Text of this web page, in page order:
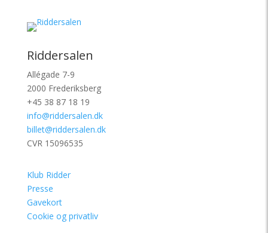
Riddersalen
Allégade 7-9
2000 Frederiksberg
+45 38 87 18 19
info@riddersalen.dk
billet@riddersalen.dk
CVR 15096535
Klub Ridder
Presse
Gavekort
Cookie og privatliv